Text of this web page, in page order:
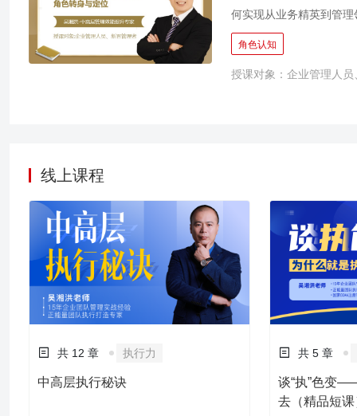
钢用在刀刃上？
何实现从业务精英到管
困扰？ 1、是否感觉自己
不知如何将战略转化为
与培养？ 4、是否在选人
角色认知
授课对象：企业管理人
线上课程
共 12 章 执行力
中高层执行秘诀
共 5 章
谈“执”色变
去（精品短课